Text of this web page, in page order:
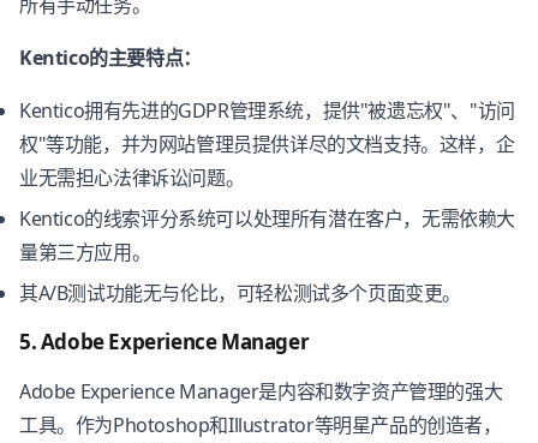
Kentico的主要特点：
Kentico拥有先进的GDPR管理系统，提供"被遗忘权"、"访问
权"等功能，并为网站管理员提供详尽的文档支持。这样，企
业无需担心法律诉讼问题。
Kentico的线索评分系统可以处理所有潜在客户，无需依赖大
量第三方应用。
其A/B测试功能无与伦比，可轻松测试多个页面变更。
5. Adobe Experience Manager
Adobe Experience Manager是内容和数字资产管理的强大
工具。作为Photoshop和Illustrator等明星产品的创造者，